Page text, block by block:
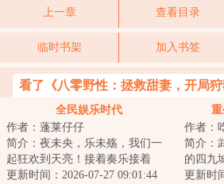
上一章 查看目录
临时书架 加入书签
看了《八零野性：拯救甜妻，开局
全民娱乐时代
作者：蓬莱仔仔
简介：夜未央，乐未殇，我们一
起狂欢到天亮！接着奏乐接着
舞，青春美好莫错付！全民娱乐
更新时间：2026-07-27 09:01:44
作者：
简介：
的四九
孤、根
更新时